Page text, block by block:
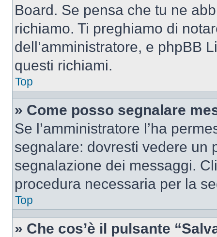
Board. Se pensa che tu ne
richiamo. Ti preghiamo di
dell’amministratore, e phpBB
questi richiami.
Top
» Come posso segnalare
Se l’amministratore l’ha
segnalare: dovresti vedere un
segnalazione dei messaggi.
procedura necessaria per la
Top
» Che cos’è il pulsante